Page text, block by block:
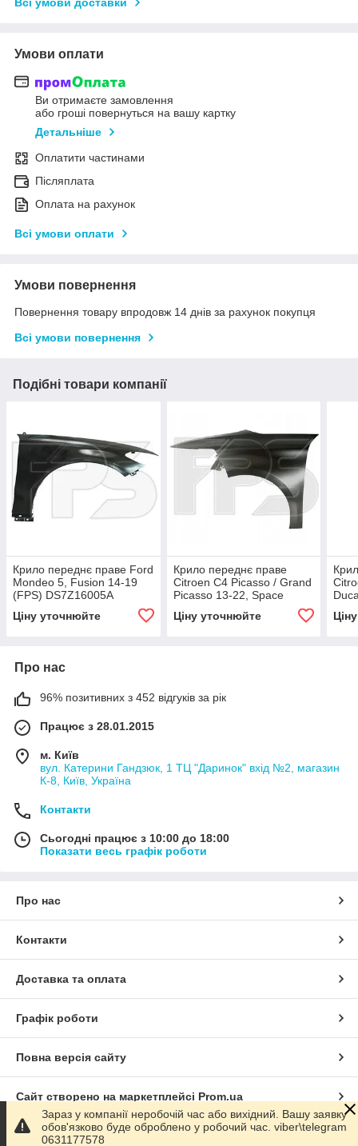
Умови оплати
Ви отримаєте замовлення
або гроші повернуться на вашу картку
Детальніше
Оплатити частинами
Післяплата
Оплата на рахунок
Всі умови оплати
Умови повернення
Повернення товару впродовж 14 днів за рахунок покупця
Всі умови повернення
Подібні товари компанії
Крило переднє праве Ford
Mondeo 5, Fusion 14-19
(FPS) DS7Z16005A
Ціну уточнюйте
Крило переднє праве
Citroen C4 Picasso / Grand
Picasso 13-22, Space
1612022280
Ціну уточнюйте
Про нас
96% позитивних з 452 відгуків за рік
Працює з 28.01.2015
м. Київ
вул. Катерини Гандзюк, 1 ТЦ "Даринок" вхід №2, магазин
К-8, Київ, Україна
Контакти
Сьогодні працює з 10:00 до 18:00
Показати весь графік роботи
Про нас
Контакти
Доставка та оплата
Графік роботи
Повна версія сайту
Сайт створено на маркетплейсі Prom.ua
Політика конфіденційності
Зараз у компанії неробочій час або вихідний. Вашу заявку
обов'язково буде оброблено у робочий час. viber\telegram
0631177578